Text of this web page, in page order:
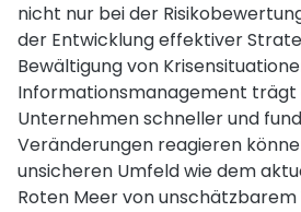
nicht nur bei der
der Entwicklung effektiver
Bewältigung von
Informationsmanagement trägt
Unternehmen schneller und
Veränderungen reagieren
unsicheren Umfeld wie dem
Roten Meer von unschätzbarem